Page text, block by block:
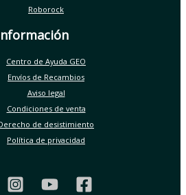
Roborock
Centro de Ayuda GEO
Envíos de Recambios
Aviso legal
Condiciones de venta
de desistimiento
Política de privacidad